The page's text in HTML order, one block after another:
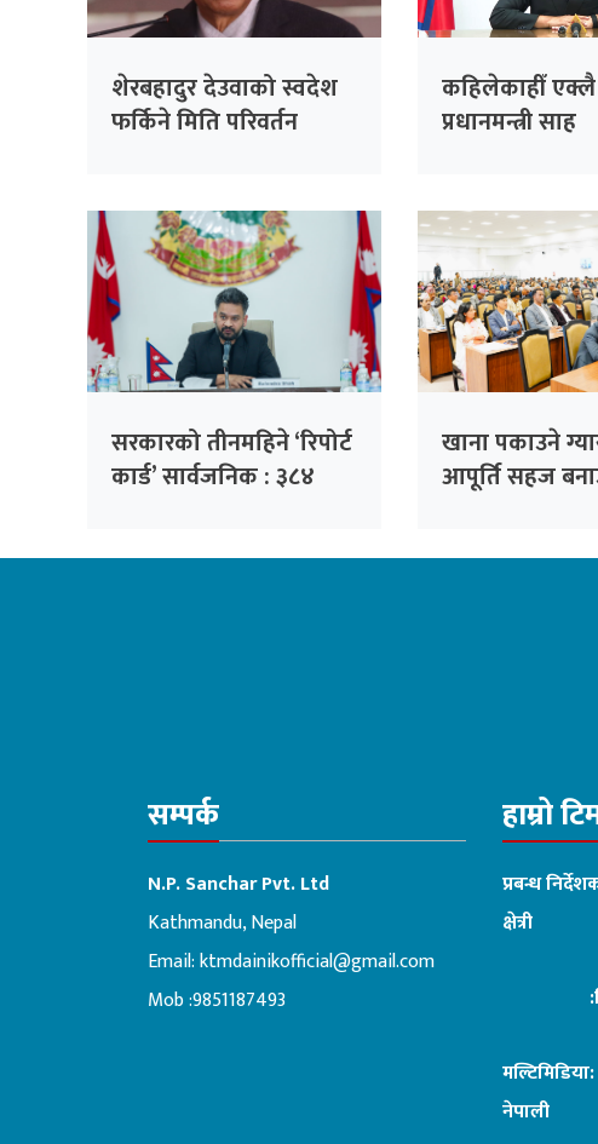
शेरबहादुर देउवाको स्वदेश
फर्किने मिति परिवर्तन
कहिलेकाहीँ एक्लै
प्रधानमन्त्री साह
सरकारको तीनमहिने ‘रिपोर्ट
कार्ड’ सार्वजनिक : ३८४
खाना पकाउने
आपूर्ति सहज
सम्पर्क
N.P. Sanchar Pvt. Ltd
Kathmandu, Nepal
Email:ktmdainikofficial@gmail.com
Mob :9851187493
हाम्रो
प्रबन्ध
क्षेत्री
नेपाली